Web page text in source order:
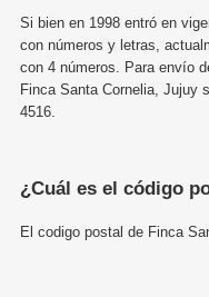
Si bien en 1998 entró en
con números y letras,
con 4 números. Para envío
Finca Santa Cornelia, Jujuy
4516.
¿Cuál es el código
El codigo postal de Finca